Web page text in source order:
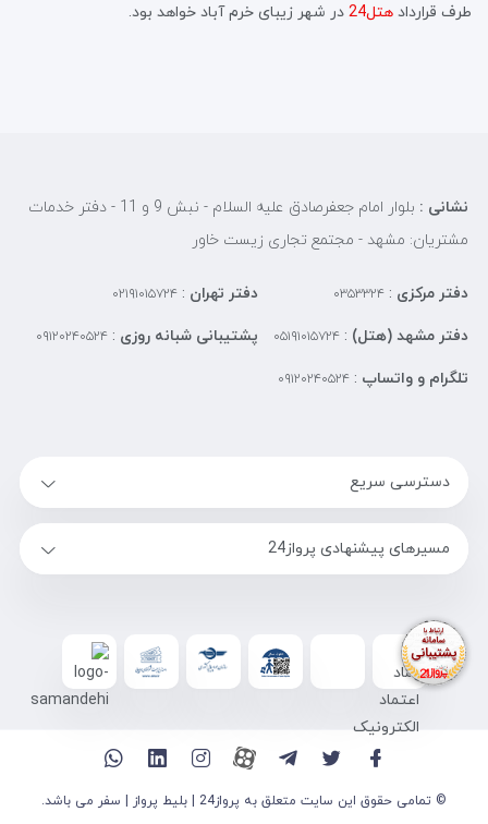
طرف قرارداد هتل24 در شهر زیبای خرم آباد خواهد بود.
نشانی :
بلوار امام جعفرصادق علیه السلام - نبش 9 و 11 - دفتر خدمات
مشتریان: مشهد - مجتمع تجاری زیست خاور
دفتر مرکزی : ۰۳۵۳۳۲۴ دفتر تهران :۰۲۱۹۱۰۱۵۷۲۴
دفتر مشهد (هتل) : ۰۵۱۹۱۰۱۵۷۲۴ پشتیبانی شبانه روزی :۰۹۱۲۰۲۴۰۵۲۴
تلگرام و واتساپ : ۰۹۱۲۰۲۴۰۵۲۴
دسترسی سریع
مسیرهای پیشنهادی پرواز24
© تمامی حقوق این سایت متعلق به پرواز24 | بلیط پرواز | سفر می باشد.